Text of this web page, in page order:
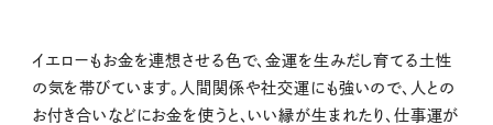
イエローもお金を連想させる色で、金運を生みだし育てる土性
の気を帯びています。人間関係や社交運にも強いので、人との
お付き合いなどにお金を使うと、いい縁が生まれたり、仕事運が